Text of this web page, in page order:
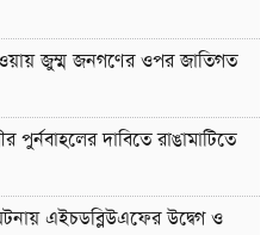
হওয়ায় জুম্ম জনগণের ওপর জাতিগত
পুর্নবাহলের দাবিতে রাঙামাটিতে
এইচডব্লিউএফের উদ্বেগ ও